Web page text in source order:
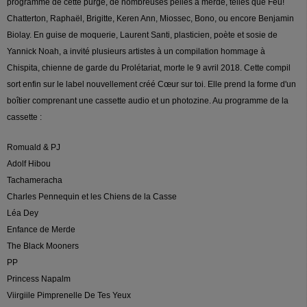
Chatterton, Raphaël, Brigitte, Keren Ann, Miossec, Bono, ou encore Benjamin
Biolay. En guise de moquerie, Laurent Santi, plasticien, poète et sosie de
Yannick Noah, a invité plusieurs artistes à un compilation hommage à
Chispita, chienne de garde du Prolétariat, morte le 9 avril 2018. Cette compil
sort enfin sur le label nouvellement créé Cœur sur toi. Elle prend la forme d'un
boîtier comprenant une cassette audio et un photozine. Au programme de la
cassette :
Romuald & PJ
Adolf Hibou
Tachameracha
Charles Pennequin et les Chiens de la Casse
Léa Dey
Enfance de Merde
The Black Mooners
PP
Princess Napalm
Viirgiile Pimprenelle De Tes Yeux